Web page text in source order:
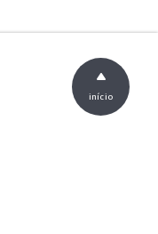
início